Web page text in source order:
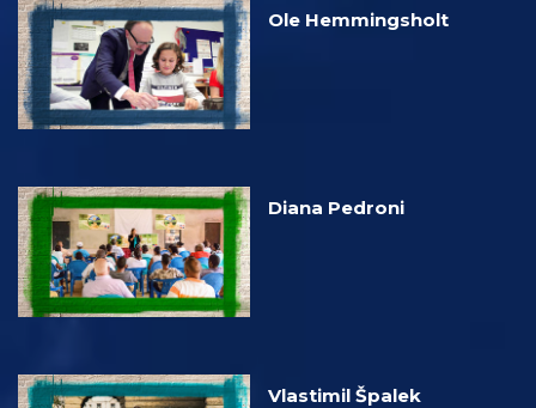
Ole Hemmingsholt
Diana Pedroni
Vlastimil Špalek